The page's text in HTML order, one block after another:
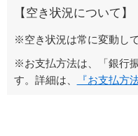
【空き状況について】
※空き状況は常に変動し
※お支払方法は、「銀行
す。詳細は、
『お支払方法